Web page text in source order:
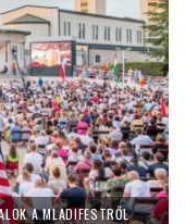
A MLADIFESTRŐL